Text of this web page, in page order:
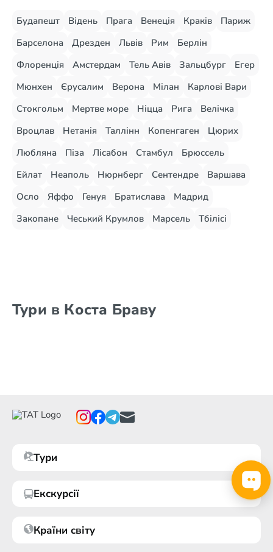
Будапешт Відень Прага Венеція Краків
Париж
Барселона
Дрезден Львів Рим
Берлін
Флоренція
Амстердам Тель Авів Зальцбург
Егер
Мюнхен
Єрусалим Верона Мілан
Карлові Вари
Стокгольм
Мертве море Ніцца Рига
Велічка
Вроцлав
Нетанія Таллінн Копенгаген
Цюрих
Любляна
Піза Лісабон Стамбул
Брюссель
Ейлат
Неаполь Нюрнберг Сентендре
Варшава
Осло
Яффо Генуя Братислава
Мадрид
Закопане
Чеський Крумлов Марсель Тбілісі
Тури в Коста Браву
Тури
Екскурсії
Країни світу